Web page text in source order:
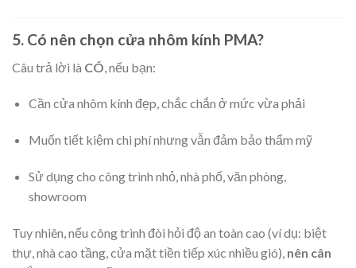
5. Có nên chọn cửa nhôm kính PMA?
Câu trả lời là CÓ , nếu bạn:
Cần cửa nhôm kính đẹp, chắc chắn ở mức vừa phải
Muốn tiết kiệm chi phí nhưng vẫn đảm bảo thẩm mỹ
Sử dụng cho công trình nhỏ, nhà phố, văn phòng,
showroom
Tuy nhiên, nếu công trình đòi hỏi độ an toàn cao (ví dụ: biệt
thự, nhà cao tầng, cửa mặt tiền tiếp xúc nhiều gió), nên cân